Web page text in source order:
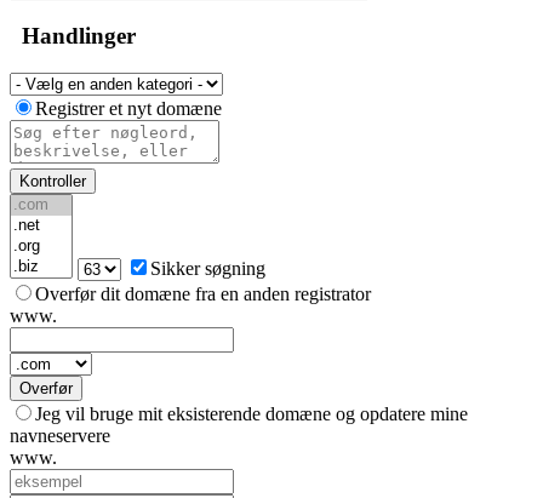
Handlinger
Registrer et nyt domæne
Kontroller
Sikker søgning
Overfør dit domæne fra en anden registrator
www.
Overfør
Jeg vil bruge mit eksisterende domæne og opdatere mine
navneservere
www.